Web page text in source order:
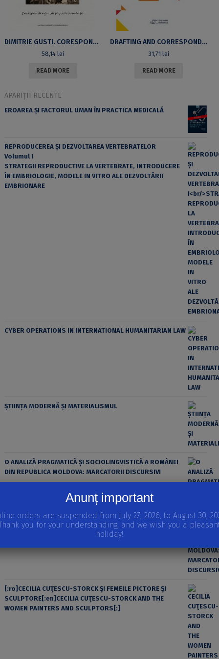
DIMITRIE GUSTI. CORESPONDENŢĂ, ACTE ŞI DOCUMENTE
58,14lei
READ MORE
DRAFTING AND CORRESPONDENCE. SECOND EDITION, REVISED
31,71lei
READ MORE
APARIȚII RECENTE
EROAREA ȘI FACTORUL UMAN ÎN PRACTICA MEDICALĂ
REPRODUCEREA ȘI DEZVOLTAREA VERTEBRATELOR
Volumul I
STRATEGII REPRODUCTIVE LA VERTEBRATE, INTRODUCERE
ÎN EMBRIOLOGIE, MODELE IN VITRO ALE DEZVOLTĂRII
EMBRIONARE
CYBER OPERATIONS IN INTERNATIONAL HUMANITARIAN LAW
ȘTIINȚA MODERNĂ ȘI MATERIALISMUL
O ANALIZĂ PRAGMATICĂ ȘI SOCIOLINGVISTICĂ A ROMÂNEI
DIN REPUBLICA MOLDOVA: MARCATORII DISCURSIVI
[:ro]CECILIA CUŢESCU-STORCK ŞI FEMEILE PICTORE ŞI
SCULPTORE[:en]CECILIA CUŢESCU-STORCK AND THE
WOMEN PAINTERS AND SCULPTORS[:]
Anunț important
orders are suspended from July 27, 2026, to August 30,
you for your understanding, and we wish you a
holiday!